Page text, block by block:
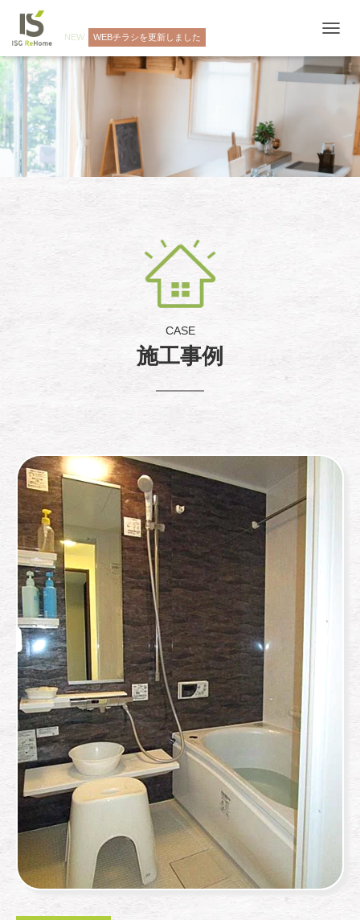
NEW WEBチラシを更新しました
ビ
ゲ
ー
を
切
り
施工事例
CASE